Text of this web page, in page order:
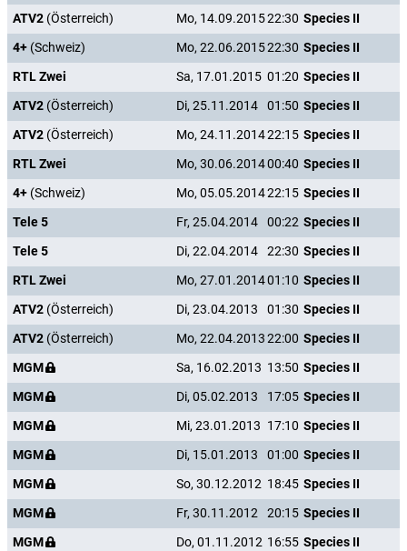
ATV2 (Österreich) Mo, 14.09.201522:30 Species II
4+ (Schweiz) Mo, 22.06.201522:30 Species II
RTL Zwei
Sa, 17.01.2015 01:20 Species II
ATV2 (Österreich) Di, 25.11.2014 01:50 Species II
ATV2 (Österreich) Mo, 24.11.201422:15 Species II
RTL Zwei
Mo, 30.06.201400:40 Species II
4+ (Schweiz) Mo, 05.05.201422:15 Species II
Tele 5
Fr, 25.04.2014 00:22 Species II
Tele 5
Di, 22.04.2014 22:30 Species II
RTL Zwei
Mo, 27.01.201401:10 Species II
ATV2 (Österreich) Di, 23.04.2013 01:30 Species II
ATV2 (Österreich) Mo, 22.04.201322:00 Species II
MGM
Sa, 16.02.2013 13:50 Species II
MGM
Di, 05.02.2013 17:05 Species II
MGM
Mi, 23.01.2013 17:10 Species II
MGM
Di, 15.01.2013 01:00 Species II
MGM
So, 30.12.2012 18:45 Species II
MGM
Fr, 30.11.2012 20:15 Species II
MGM
Do, 01.11.2012 16:55 Species II